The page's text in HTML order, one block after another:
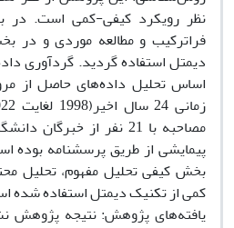
نظر رویکرد کیفی-کمی است. در
فراترکیب و مطالعه موردی و در
دیمتل استفاده گردید. گردآوری
اساس تحلیل داده‌های حاصل از
مصاحبه با 21 نفر از
پیمایشی از طریق پرسشنامه بوده
بخش کیفی تحلیل مفهوم، تحلیل
کمی از تکنیک دیمتل استفاده شده
یافته‌های پژوهش: نتیجه پژوهش